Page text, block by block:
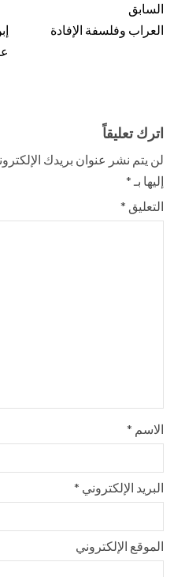
السابق
العراب وفلسفة الإفادة
اترك تعليقاً
لن يتم نشر عنوان بريدك
إليها بـ *
التعليق *
الاسم *
البريد الإلكتروني *
الموقع الإلكتروني